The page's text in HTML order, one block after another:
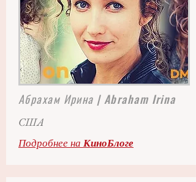
Абрахам Ирина | Abraham Irina
США
Подробнее на КиноБлоге